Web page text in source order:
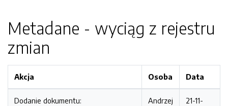
Metadane - wyciąg z rejestru
zmian
Akcja Osoba Data
Dodanie dokumentu:
Andrzej
21-11-